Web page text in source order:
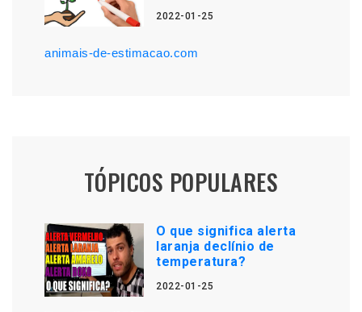
2022-01-25
animais-de-estimacao.com
TÓPICOS POPULARES
O que significa alerta
laranja declínio de
temperatura?
2022-01-25